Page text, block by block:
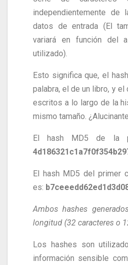
independientemente
datos de entrada (El
variará en función del
utilizado).
Esto significa que, el
palabra, el de un libro, y
escritos a lo largo de la
mismo tamaño.
El hash MD5 de la
El hash MD5 del primer
es:
Ambos hashes
longitud (32 caracteres o
Los hashes son
información sensible